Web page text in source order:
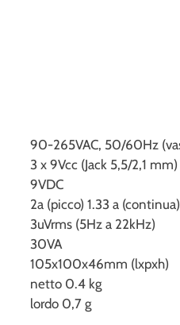
90-265VAC, 50/60Hz
3 x 9Vcc (Jack 5,5/2,1 mm)
9VDC
2a (picco) 1.33 a (continua)
3uVrms (5Hz a 22kHz)
30VA
105x100x46mm (lxpxh)
netto 0.4 kg
lordo 0,7 g